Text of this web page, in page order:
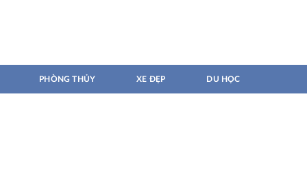
PHÒNG THỦY XE ĐẸP DU HỌC